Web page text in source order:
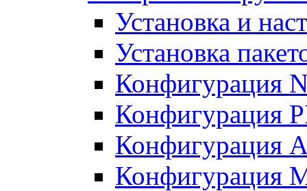
Установка и
Установка
Конфигурация
Конфигурация
Конфигурация
Конфигурация